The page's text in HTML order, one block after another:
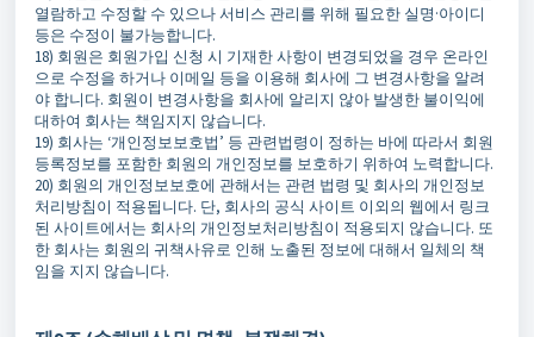
열람하고 수정할 수 있으나 서비스 관리를 위해 필요한 실명·아이디
등은 수정이 불가능합니다.
18) 회원은 회원가입 신청 시 기재한 사항이 변경되었을 경우 온라인
으로 수정을 하거나 이메일 등을 이용해 회사에 그 변경사항을 알려
야 합니다. 회원이 변경사항을 회사에 알리지 않아 발생한 불이익에
대하여 회사는 책임지지 않습니다.
19) 회사는 ‘개인정보보호법’ 등 관련법령이 정하는 바에 따라서 회원
등록정보를 포함한 회원의 개인정보를 보호하기 위하여 노력합니다.
20) 회원의 개인정보보호에 관해서는 관련 법령 및 회사의 개인정보
처리방침이 적용됩니다. 단, 회사의 공식 사이트 이외의 웹에서 링크
된 사이트에서는 회사의 개인정보처리방침이 적용되지 않습니다. 또
한 회사는 회원의 귀책사유로 인해 노출된 정보에 대해서 일체의 책
임을 지지 않습니다.